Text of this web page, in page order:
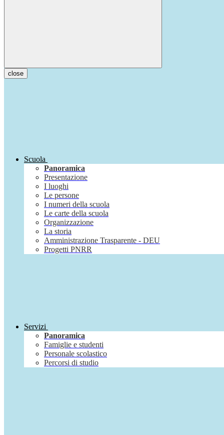
close
Scuola
Panoramica
Presentazione
I luoghi
Le persone
I numeri della scuola
Le carte della scuola
Organizzazione
La storia
Amministrazione Trasparente - DEU
Progetti PNRR
Servizi
Panoramica
Famiglie e studenti
Personale scolastico
Percorsi di studio